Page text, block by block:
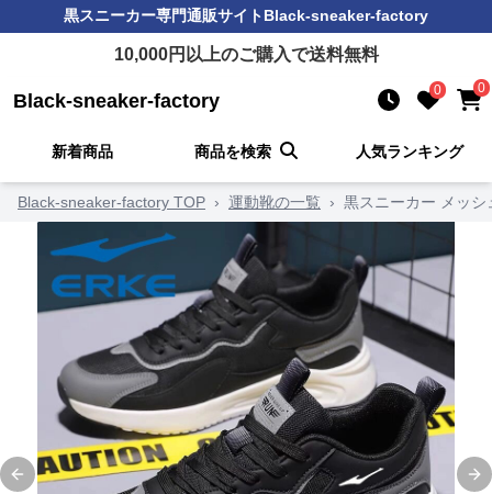
黒スニーカー専門通販サイトBlack-sneaker-factory
10,000円以上のご購入で送料無料
Black-sneaker-factory 0 0
新着商品 商品を検索 人気ランキング
Black-sneaker-factory TOP › 運動靴の一覧 › 黒スニーカー メッ
Previous slide